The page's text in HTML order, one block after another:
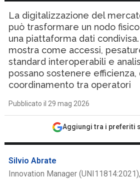
La digitalizzazione del
può trasformare un nodo
una piattaforma dati
mostra come accessi,
standard interoperabili e
possano sostenere efficienza,
coordinamento tra operatori
Pubblicato il 29 mag 2026
Aggiungi tra i preferiti
Silvio Abrate
Innovation Manager